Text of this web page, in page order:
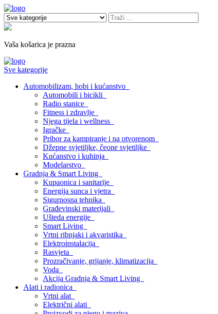
Vaša košarica je prazna
Sve kategorije
Automobilizam, hobi i kućanstvo
Automobili i bicikli
Radio stanice
Fitness i zdravlje
Njega tijela i wellness
Igračke
Pribor za kampiranje i na otvorenom
Džepne svjetiljke, čeone svjetiljke
Kućanstvo i kuhinja
Modelarstvo
Gradnja & Smart Living
Kupaonica i sanitarije
Energija sunca i vjetra
Sigurnosna tehnika
Građevinski materijali
Ušteda energije
Smart Living
Vrtni ribnjaki i akvaristika
Elektroinstalacija
Rasvjeta
Prozračivanje, grijanje, klimatizacija
Voda
Akcija Gradnja & Smart Living
Alati i radionica
Vrtni alat
Električni alati